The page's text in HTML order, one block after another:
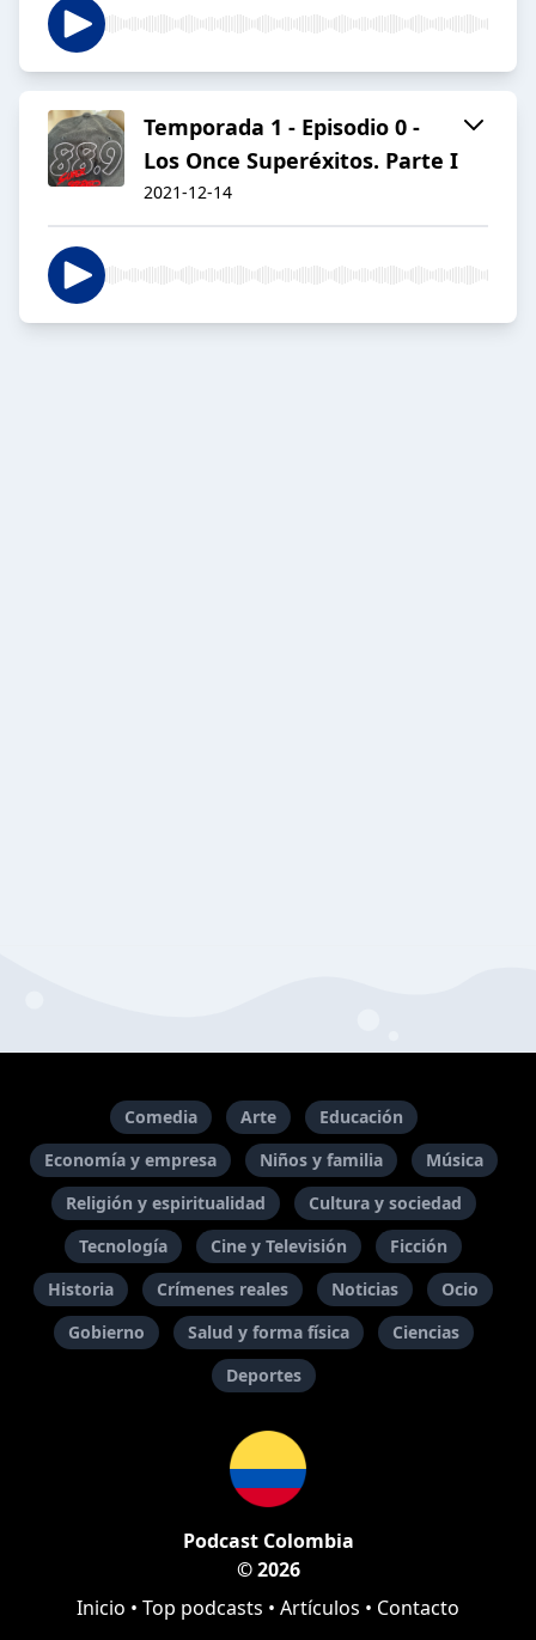
Temporada 1 - Episodio 0 -
Los Once Superéxitos. Parte I
2021-12-14
Comedia Arte
Educación
Economía y empresa
Niños y familia
Música
Religión y espiritualidad
Cultura y sociedad
Tecnología
Cine y Televisión
Ficción
Historia
Crímenes reales Noticias
Ocio
Gobierno
Salud y forma física
Ciencias
Deportes
Podcast Colombia
© 2026
Inicio • Top podcasts • Artículos • Contacto